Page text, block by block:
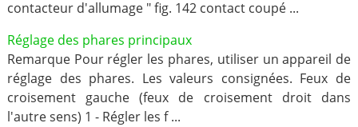
contacteur d'allumage " fig. 142 contact coupé ...
Réglage des phares principaux
Remarque Pour régler les phares, utiliser un appareil de
réglage des phares. Les valeurs consignées. Feux de
croisement gauche (feux de croisement droit dans
l'autre sens) 1 - Régler les f ...